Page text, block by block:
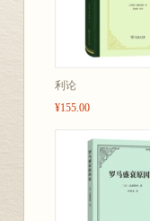
利论
¥155.00